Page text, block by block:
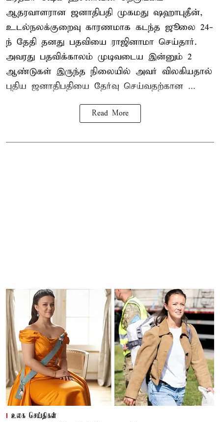
ஆதரவாளரான ஜனாதிபதி முகமது ஷஹாபுதீன்,
உடல்நலக்குறைவு காரணமாக கடந்த ஜூலை 24-
ந் தேதி தனது பதவியை ராஜினாமா செய்தார்.
அவரது பதவிக்காலம் முடிவடைய இன்னும் 2
ஆண்டுகள் இருந்த நிலையில் அவர் விலகியதால்
புதிய ஜனாதிபதியை தேர்வு செய்வதற்கான ...
Read More
உலக செய்திகள்